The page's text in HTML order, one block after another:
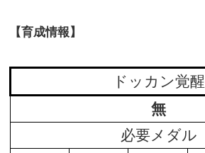
【育成情報】
ドッカン覚醒
無
必要メダル